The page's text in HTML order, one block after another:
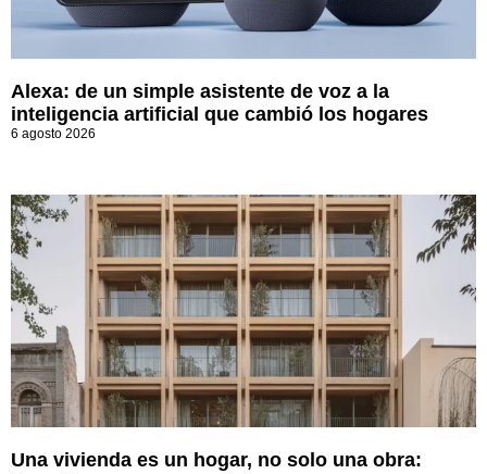
Alexa: de un simple asistente de voz a la
inteligencia artificial que cambió los hogares
6 agosto 2026
Una vivienda es un hogar, no solo una obra: